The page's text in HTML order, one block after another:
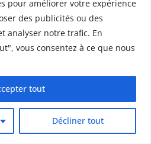
pour améliorer votre expérience
des publicités ou des
analyser notre trafic. En
vous consentez à ce que nous
Décliner tout
tout